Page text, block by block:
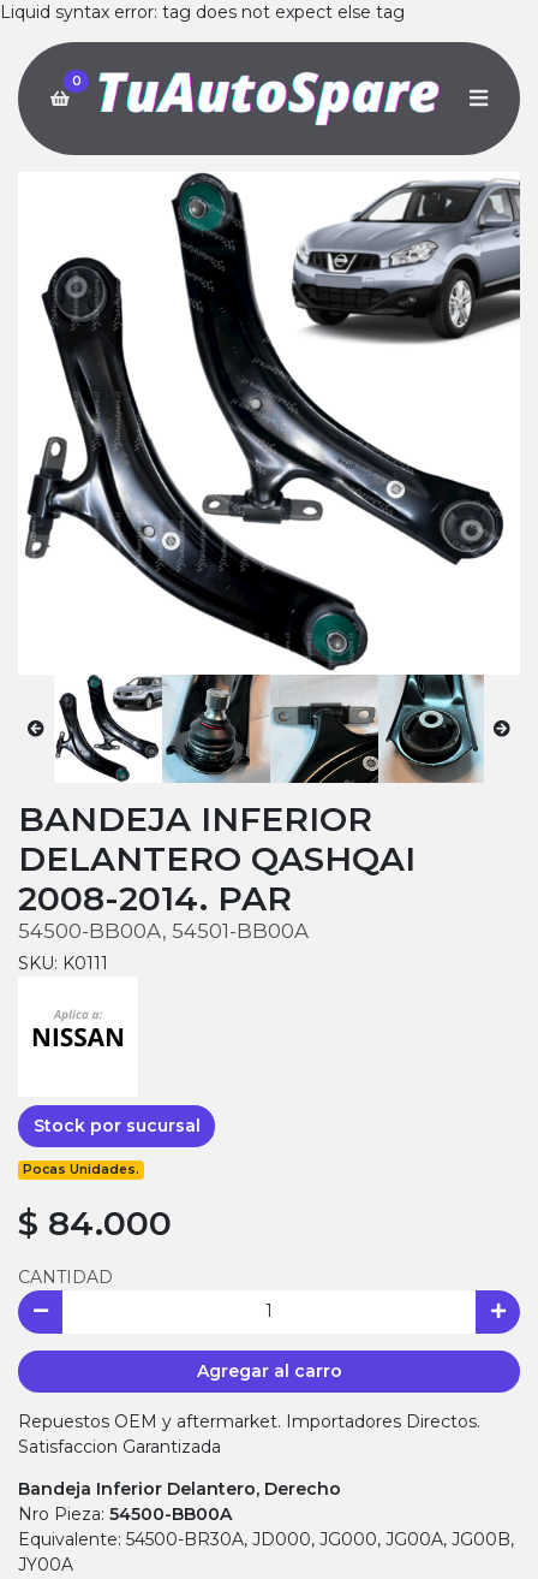
Liquid syntax error: tag does not expect else tag
0
BANDEJA INFERIOR
DELANTERO QASHQAI
2008-2014. PAR
54500-BB00A, 54501-BB00A
SKU: K0111
Stock por sucursal
Pocas Unidades.
$ 84.000
CANTIDAD
Agregar al carro
Repuestos OEM y aftermarket. Importadores Directos.
Satisfaccion Garantizada
Bandeja Inferior Delantero, Derecho
Nro Pieza: 54500-BB00A
Equivalente: 54500-BR30A, JD000, JG000, JG00A, JG00B,
JY00A